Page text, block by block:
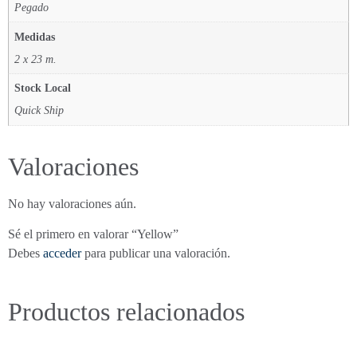
Pegado
Medidas
2 x 23 m.
Stock Local
Quick Ship
Valoraciones
No hay valoraciones aún.
Sé el primero en valorar “Yellow”
Debes accederpara publicar una valoración.
Productos relacionados